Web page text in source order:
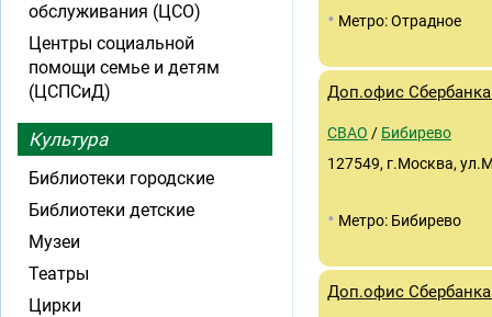
• Метро: Отрадное
Доп.офис
СВАО / Бибирево
127549, г.Москва,
• Метро: Бибирево
Доп.офис
обслуживания (ЦСО)
Центры социальной
помощи семье и детям
(ЦСПСиД)
Культура
Библиотеки городские
Библиотеки детские
Музеи
Театры
Цирки